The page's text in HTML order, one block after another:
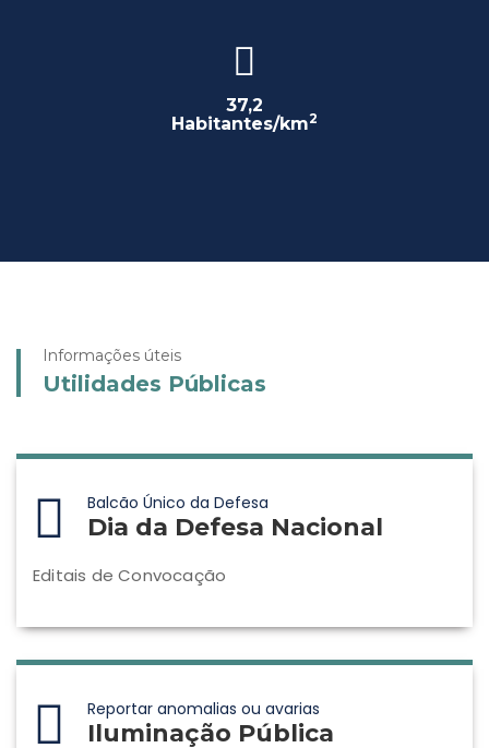
37,2
Habitantes/km2
Informações úteis
Utilidades Públicas
Balcão Único da Defesa
Dia da Defesa Nacional
Editais de Convocação
Reportar anomalias ou avarias
Iluminação Pública